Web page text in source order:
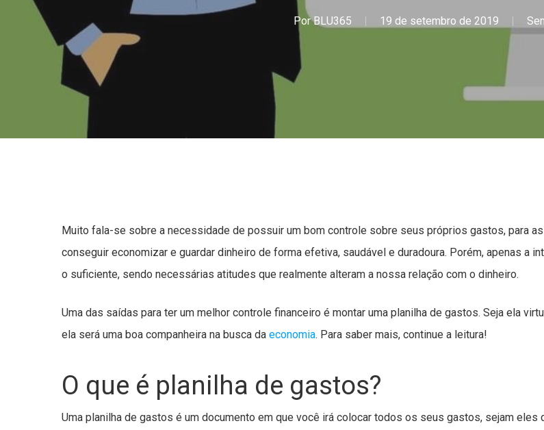
Por BLU365 19 de setembro de 2019
Muito fala-se sobre a necessidade de possuir um bom controle sobre seus próprios gastos, para
conseguir economizar e guardar dinheiro de forma efetiva, saudável e duradoura. Porém, apenas a
o suficiente, sendo necessárias atitudes que realmente alteram a nossa relação com o dinheiro.
Uma das saídas para ter um melhor controle financeiro é montar uma planilha de gastos. Seja ela
ela será uma boa companheira na busca da economia. Para saber mais, continue a leitura!
O que é planilha de gastos?
Uma planilha de gastos é um documento em que você irá colocar todos os seus gastos, sejam eles